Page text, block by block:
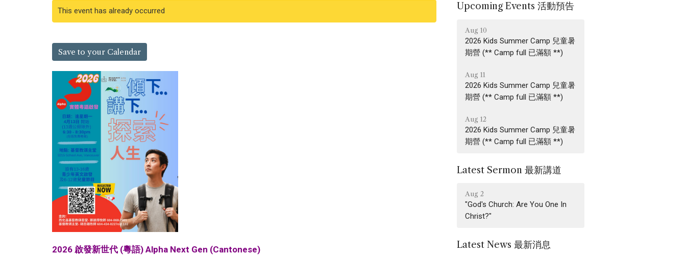
This event has already occurred
Save to your Calendar
2026 啟發新世代 (粵語) Alpha Next Gen (Cantonese)
Upcoming Events 活動預告
Aug 10
2026 Kids Summer Camp 兒童暑
期營 (** Camp full 已滿額 **)
Aug 11
2026 Kids Summer Camp 兒童暑
期營 (** Camp full 已滿額 **)
Aug 12
2026 Kids Summer Camp 兒童暑
期營 (** Camp full 已滿額 **)
Latest Sermon 最新講道
Aug 2
"God's Church: Are You One In
Christ?"
Latest News 最新消息